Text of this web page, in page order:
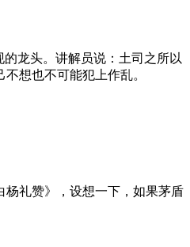
龙头。讲解员说：土司之所以
想也不可能犯上作乱。
杨礼赞》，设想一下，如果茅盾